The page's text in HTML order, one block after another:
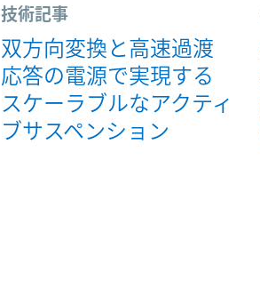
技術記事
双方向変換と高速過渡
応答の電源で実現する
スケーラブルなアクティ
ブサスペンション